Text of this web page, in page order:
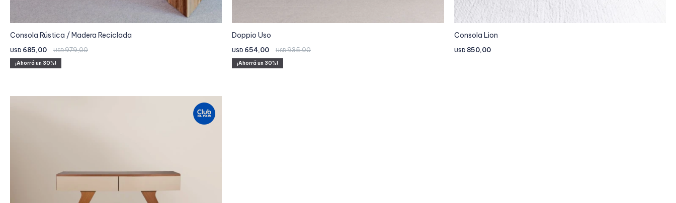
Consola Rústica / Madera Reciclada
USD 685,00 USD979,00
30
Doppio Uso
USD 654,00 USD935,00
30
Consola Lion
USD 850,00